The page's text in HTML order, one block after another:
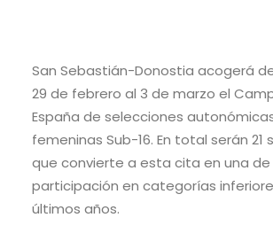
San Sebastián-Donostia acogerá
29 de febrero al 3 de marzo el
España de selecciones
femeninas Sub-16. En total serán 21
que convierte a esta cita en una
participación en categorías
últimos años.